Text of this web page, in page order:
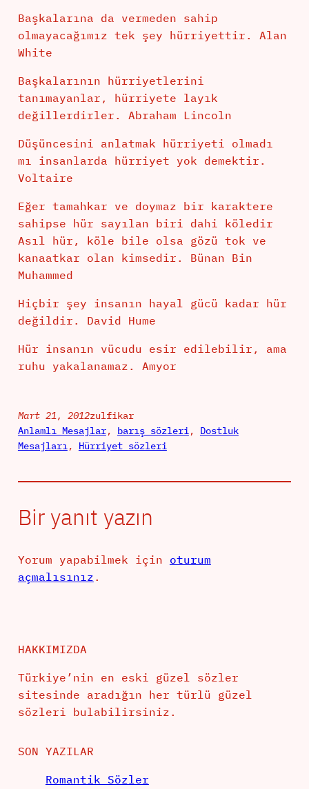
Başkalarına da vermeden sahip
olmayacağımız tek şey hürriyettir. Alan
White
Başkalarının hürriyetlerini
tanımayanlar, hürriyete layık
değillerdirler. Abraham Lincoln
Düşüncesini anlatmak hürriyeti olmadı
mı insanlarda hürriyet yok demektir.
Voltaire
Eğer tamahkar ve doymaz bir karaktere
sahipse hür sayılan biri dahi köledir
Asıl hür, köle bile olsa gözü tok ve
kanaatkar olan kimsedir. Bünan Bin
Muhammed
Hiçbir şey insanın hayal gücü kadar hür
değildir. David Hume
Hür insanın vücudu esir edilebilir, ama
ruhu yakalanamaz. Amyor
Mart 21, 2012zulfikar
Anlamlı Mesajlar, barış sözleri, Dostluk
Mesajları, Hürriyet sözleri
Bir yanıt yazın
Yorum yapabilmek için oturum
açmalısınız .
HAKKIMIZDA
Türkiye’nin en eski güzel sözler
sitesinde aradığın her türlü güzel
sözleri bulabilirsiniz.
SON YAZILAR
Romantik Sözler